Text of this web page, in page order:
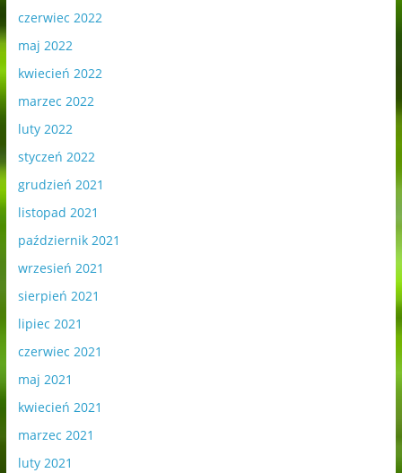
czerwiec 2022
maj 2022
kwiecień 2022
marzec 2022
luty 2022
styczeń 2022
grudzień 2021
listopad 2021
październik 2021
wrzesień 2021
sierpień 2021
lipiec 2021
czerwiec 2021
maj 2021
kwiecień 2021
marzec 2021
luty 2021